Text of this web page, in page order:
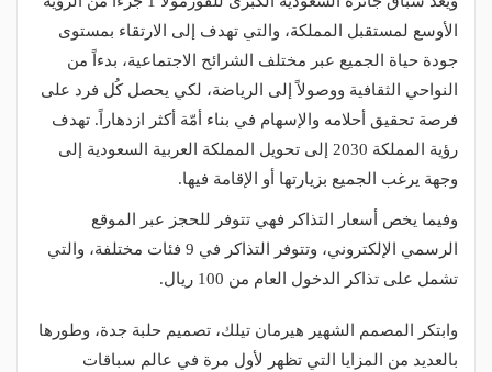
الأوسع لمستقبل المملكة، والتي تهدف إلى الارتقاء بمستوى
جودة حياة الجميع عبر مختلف الشرائح الاجتماعية، بدءاً من
النواحي الثقافية ووصولاً إلى الرياضة، لكي يحصل كُل فرد على
فرصة تحقيق أحلامه والإسهام في بناء أمّة أكثر ازدهاراً. تهدف
رؤية المملكة 2030 إلى تحويل المملكة العربية السعودية إلى
وجهة يرغب الجميع بزيارتها أو الإقامة فيها.
وفيما يخص أسعار التذاكر فهي تتوفر للحجز عبر الموقع
الرسمي الإلكتروني، وتتوفر التذاكر في 9 فئات مختلفة، والتي
تشمل على تذاكر الدخول العام من 100 ريال.
وابتكر المصمم الشهير هيرمان تيلك، تصميم حلبة جدة، وطورها
بالعديد من المزايا التي تظهر لأول مرة في عالم سباقات